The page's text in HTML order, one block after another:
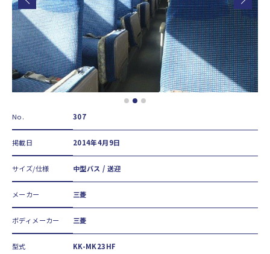
No. 307
掲載日 2014年4月9日
サイズ/仕様 中型バス / 送迎
メーカー 三菱
ボディメーカー 三菱
型式 KK-MK23HF